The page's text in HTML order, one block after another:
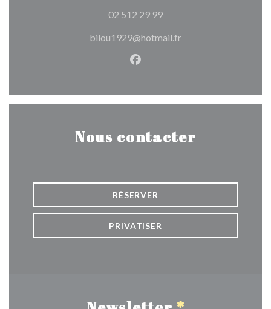
02 512 29 99
bilou1929@hotmail.fr
Facebook ((ouvre une
Nous contacter
RÉSERVER
PRIVATISER